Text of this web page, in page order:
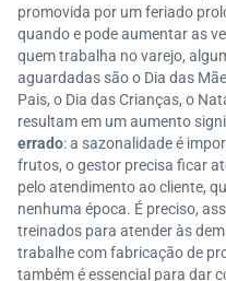
promovida por um feriado
quando e pode aumentar as
quem trabalha no varejo,
aguardadas são o Dia das
Pais, o Dia das Crianças, o
resultam em um aumento
errado: a sazonalidade é
frutos, o gestor precisa ficar
pelo atendimento ao cliente,
nenhuma época. É preciso,
treinados para atender às
trabalhe com fabricação de
também é essencial para dar